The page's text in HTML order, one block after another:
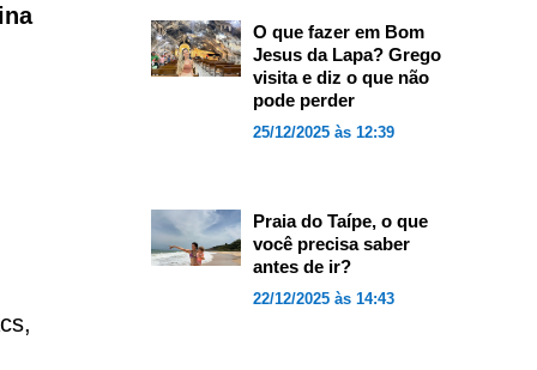
O que fazer em Bom
Jesus da Lapa? Grego
visita e diz o que não
pode perder
25/12/2025 às 12:39
Praia do Taípe, o que
você precisa saber
antes de ir?
22/12/2025 às 14:43